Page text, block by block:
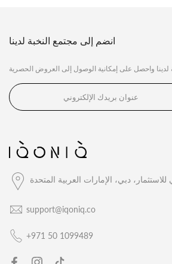
انضم إلى مجتمع النخبة لدينا
لدينا واحصل على إمكانية الوصول إلى العروض الحصرية
دبي، الإمارات العربية المتحدة
support@iqoniq.co
+971 50 1099489